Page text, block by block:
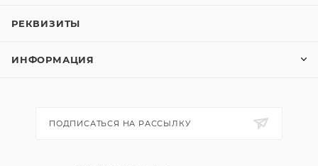
РЕКВИЗИТЫ
ИНФОРМАЦИЯ
ПОДПИСАТЬСЯ НА РАССЫЛКУ